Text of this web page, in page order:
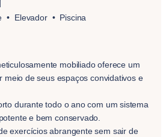
Elevador Piscina
mobiliado oferece um
meio de seus espaços convidativos e
durante todo o ano com um sistema
e bem conservado.
exercícios abrangente sem sair de